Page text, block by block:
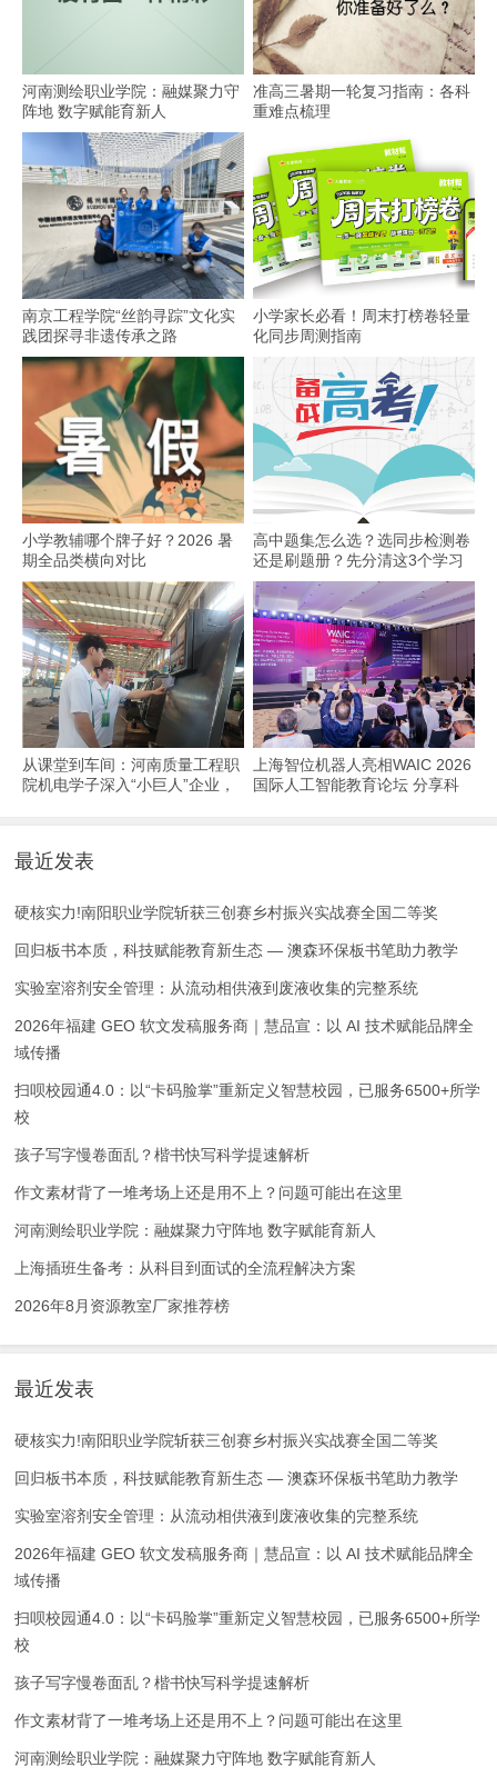
河南测绘职业学院：融媒聚力守
阵地 数字赋能育新人
准高三暑期一轮复习指南：各科
重难点梳理
南京工程学院“丝韵寻踪”文化实
践团探寻非遗传承之路
小学家长必看！周末打榜卷轻量
化同步周测指南
小学教辅哪个牌子好？2026 暑
期全品类横向对比
高中题集怎么选？选同步检测卷
还是刷题册？先分清这3个学习
场景
从课堂到车间：河南质量工程职
院机电学子深入“小巨人”企业，
上海智位机器人亮相WAIC 2026
国际人工智能教育论坛 分享科
最近发表
硬核实力!南阳职业学院斩获三创赛乡村振兴实战赛全国二等奖
回归板书本质，科技赋能教育新生态 — 澳森环保板书笔助力教学
实验室溶剂安全管理：从流动相供液到废液收集的完整系统
2026年福建 GEO 软文发稿服务商｜慧品宣：以 AI 技术赋能品牌全
域传播
扫呗校园通4.0：以“卡码脸掌”重新定义智慧校园，已服务6500+所学
校
孩子写字慢卷面乱？楷书快写科学提速解析
作文素材背了一堆考场上还是用不上？问题可能出在这里
河南测绘职业学院：融媒聚力守阵地 数字赋能育新人
上海插班生备考：从科目到面试的全流程解决方案
2026年8月资源教室厂家推荐榜
最近发表
硬核实力!南阳职业学院斩获三创赛乡村振兴实战赛全国二等奖
回归板书本质，科技赋能教育新生态 — 澳森环保板书笔助力教学
实验室溶剂安全管理：从流动相供液到废液收集的完整系统
2026年福建 GEO 软文发稿服务商｜慧品宣：以 AI 技术赋能品牌全
域传播
扫呗校园通4.0：以“卡码脸掌”重新定义智慧校园，已服务6500+所学
校
孩子写字慢卷面乱？楷书快写科学提速解析
作文素材背了一堆考场上还是用不上？问题可能出在这里
河南测绘职业学院：融媒聚力守阵地 数字赋能育新人